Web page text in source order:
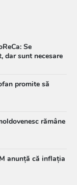
Se
dar sunt necesare
promite să
rămâne
anunță că inflația